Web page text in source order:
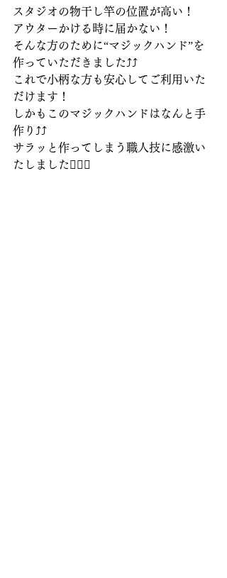
スタジオの物干し竿の位置が高い！
アウターかける時に届かない！
そんな方のために“マジックハンド”を
作っていただきました⤴︎⤴︎
これで小柄な方も安心してご利用いた
だけます！
しかもこのマジックハンドはなんと手
作り⤴︎⤴︎
サラッと作ってしまう職人技に感激い
たしました🙇🏻‍♂️